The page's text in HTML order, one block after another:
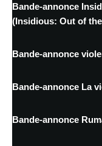
Bande-annonce
(Insidious: Out of
Bande-annonce
Bande-annonce La
Bande-annonce